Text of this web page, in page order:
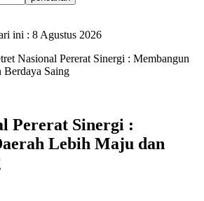
ini : 8 Agustus 2026
Nasional Pererat Sinergi : Membangun
Saing
Pererat Sinergi :
Lebih Maju dan